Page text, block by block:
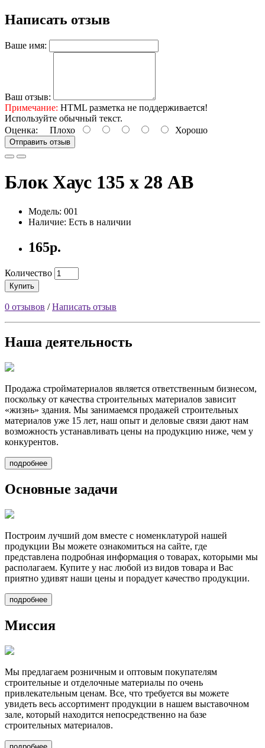
Написать отзыв
Ваше имя:
Ваш отзыв:
Примечание: HTML разметка не поддерживается!
Используйте обычный текст.
Оценка: Плохо Хорошо
Отправить отзыв
Блок Хаус 135 х 28 АВ
Модель: 001
Наличие: Есть в наличии
165р.
Количество
Купить
0 отзывов /Написать отзыв
Наша деятельность
Продажа стройматериалов является ответственным бизнесом,
поскольку от качества строительных материалов зависит
«жизнь» здания. Мы занимаемся продажей строительных
материалов уже 15 лет, наш опыт и деловые связи дают нам
возможность устанавливать цены на продукцию ниже, чем у
конкурентов.
подробнее
Основные задачи
Построим лучший дом вместе с номенклатурой нашей
продукции Вы можете ознакомиться на сайте, где
представлена подробная информация о товарах, которыми мы
располагаем. Купите у нас любой из видов товара и Вас
приятно удивят наши цены и порадует качество продукции.
подробнее
Миссия
Мы предлагаем розничным и оптовым покупателям
строительные и отделочные материалы по очень
привлекательным ценам. Все, что требуется вы можете
увидеть весь ассортимент продукции в нашем выставочном
зале, который находится непосредственно на базе
строительных материалов.